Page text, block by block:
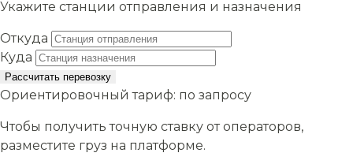
Укажите станции отправления и назначения
Откуда
Куда
Рассчитать перевозку
Ориентировочный тариф: по запросу
Чтобы получить точную ставку от операторов,
разместите груз на платформе.